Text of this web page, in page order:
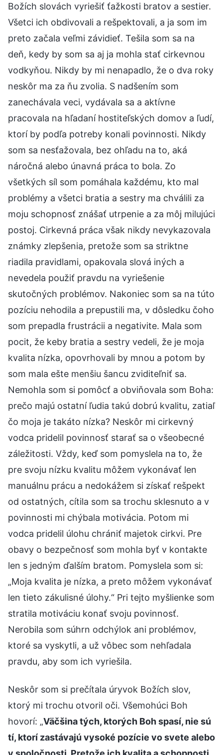
Božích slovách vyriešiť ťažkosti bratov a sestier.
Všetci ich obdivovali a rešpektovali, a ja som im
preto začala veľmi závidieť. Tešila som sa na
deň, kedy by som sa aj ja mohla stať cirkevnou
vodkyňou. Nikdy by mi nenapadlo, že o dva roky
neskôr ma za ňu zvolia. S nadšením som
zanechávala veci, vydávala sa a aktívne
pracovala na hľadaní hostiteľských domov a ľudí,
ktorí by podľa potreby konali povinnosti. Nikdy
som sa nesťažovala, bez ohľadu na to, aká
náročná alebo únavná práca to bola. Zo
všetkých síl som pomáhala každému, kto mal
problémy a všetci bratia a sestry ma chválili za
moju schopnosť znášať utrpenie a za môj milujúci
postoj. Cirkevná práca však nikdy nevykazovala
známky zlepšenia, pretože som sa striktne
riadila pravidlami, opakovala slová iných a
nevedela použiť pravdu na vyriešenie
skutočných problémov. Nakoniec som sa na túto
pozíciu nehodila a prepustili ma, v dôsledku čoho
som prepadla frustrácii a negativite. Mala som
pocit, že keby bratia a sestry vedeli, že je moja
kvalita nízka, opovrhovali by mnou a potom by
som mala ešte menšiu šancu zviditeľniť sa.
Nemohla som si pomôcť a obviňovala som Boha:
prečo majú ostatní ľudia takú dobrú kvalitu, zatiaľ
čo moja je takáto nízka? Neskôr mi cirkevný
vodca pridelil povinnosť starať sa o všeobecné
záležitosti. Vždy, keď som pomyslela na to, že
pre svoju nízku kvalitu môžem vykonávať len
manuálnu prácu a nedokážem si získať rešpekt
od ostatných, cítila som sa trochu sklesnuto a v
povinnosti mi chýbala motivácia. Potom mi
vodca pridelil úlohu chrániť majetok cirkvi. Pre
obavy o bezpečnosť som mohla byť v kontakte
len s jedným ďalším bratom. Pomyslela som si:
„Moja kvalita je nízka, a preto môžem vykonávať
len tieto zákulisné úlohy.“ Pri tejto myšlienke som
stratila motiváciu konať svoju povinnosť.
Nerobila som súhrn odchýlok ani problémov,
ktoré sa vyskytli, a už vôbec som nehľadala
pravdu, aby som ich vyriešila.
Neskôr som si prečítala úryvok Božích slov,
ktorý mi trochu otvoril oči. Všemohúci Boh
hovorí: „Väčšina tých, ktorých Boh spasí, nie sú
tí, ktorí zastávajú vysoké pozície vo svete alebo